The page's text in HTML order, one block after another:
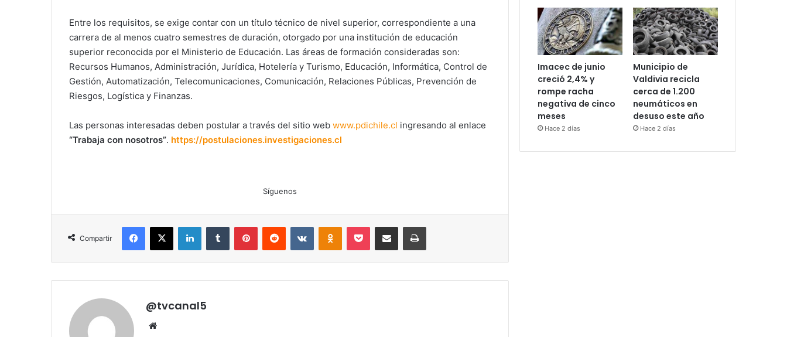
Entre los requisitos, se exige contar con un título técnico de nivel superior, correspondiente a una
carrera de al menos cuatro semestres de duración, otorgado por una institución de educación
superior reconocida por el Ministerio de Educación. Las áreas de formación consideradas son:
Recursos Humanos, Administración, Jurídica, Hotelería y Turismo, Educación, Informática, Control de
Gestión, Automatización, Telecomunicaciones, Comunicación, Relaciones Públicas, Prevención de
Riesgos, Logística y Finanzas.
Las personas interesadas deben postular a través del sitio web www.pdichile.cl ingresando al enlace
“Trabaja con nosotros”. https://postulaciones.investigaciones.cl
Síguenos
Compartir
Facebook
X LinkedInTumblr PinterestReddit VKontakteOdnoklassniki
Pocket Compartir por correo electrónicoImprimir
@tvcanal5
Imacec de junio
creció 2,4% y
rompe racha
negativa de cinco
meses
Hace 2 días
Municipio de
Valdivia recicla
cerca de 1.200
neumáticos en
desuso este año
Hace 2 días